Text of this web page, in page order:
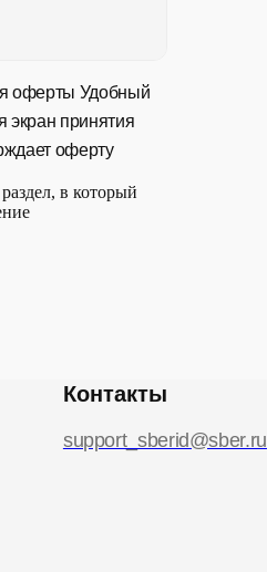
оферты Удобный
экран принятия
оферту
в который
Контакты
support_sberid@sber.ru